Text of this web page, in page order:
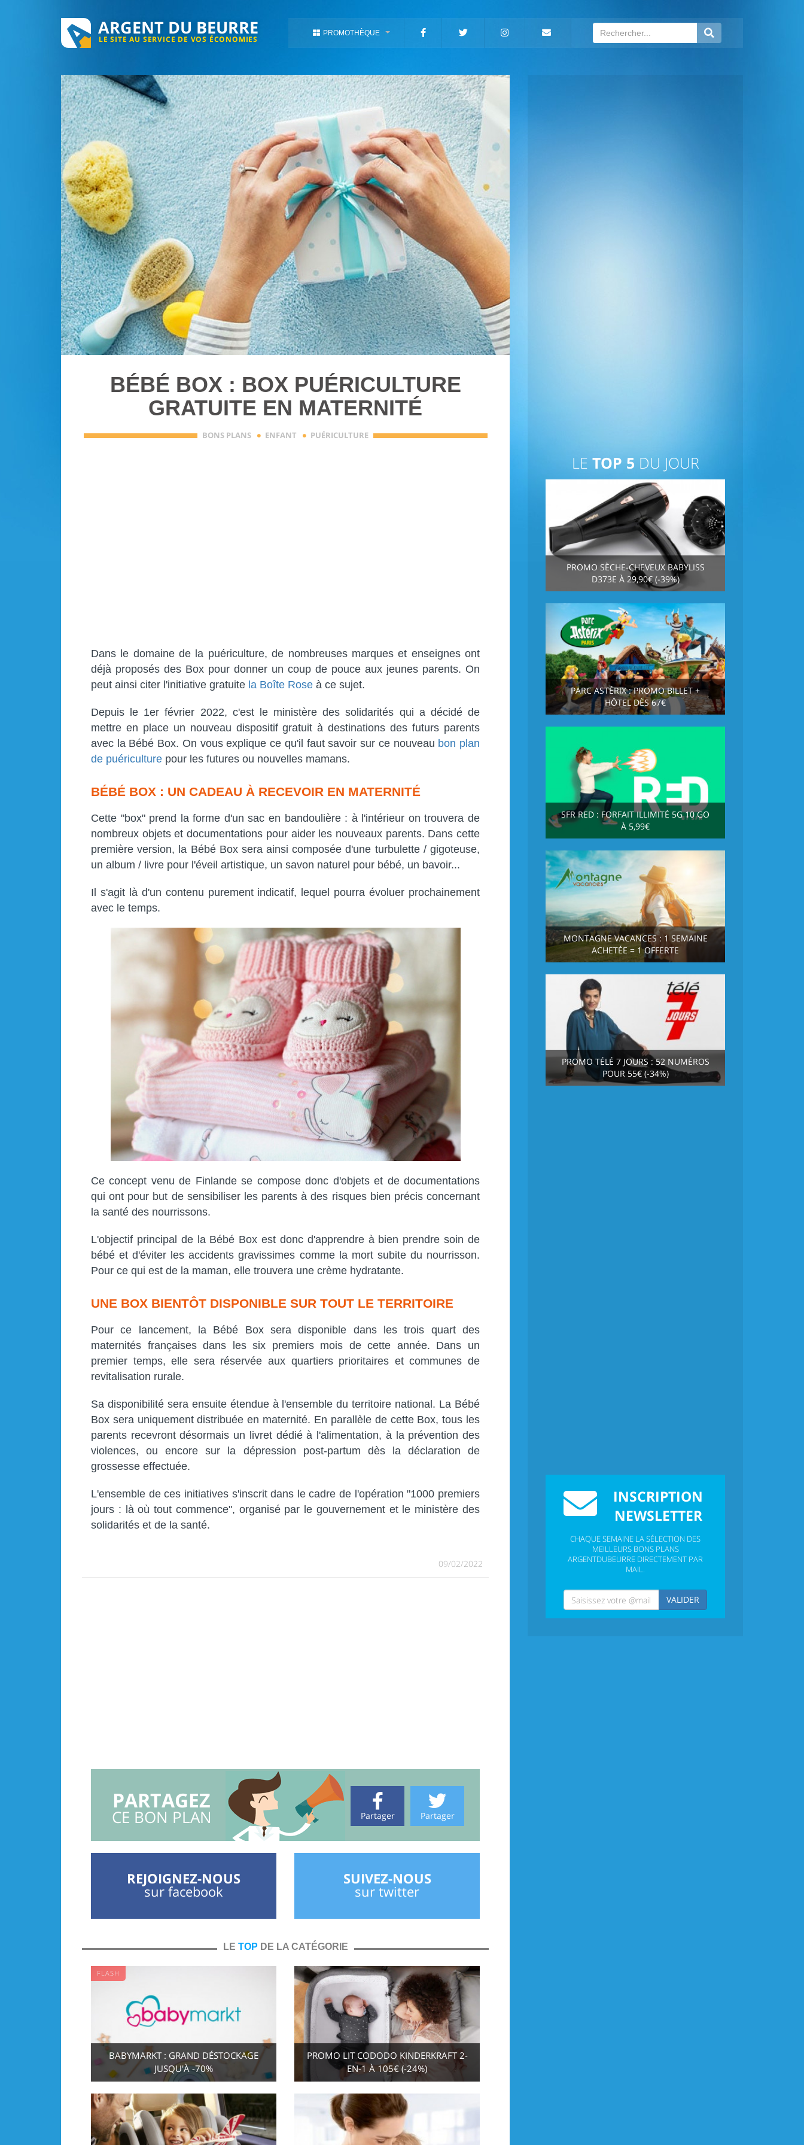
ARGENT DU BEURRE
LE SITE AU SERVICE DE VOS ÉCONOMIES
PROMOTHÈQUE
BÉBÉ BOX : BOX PUÉRICULTURE
GRATUITE EN MATERNITÉ
BONS PLANS · ENFANT · PUÉRICULTURE
Dans le domaine de la puériculture, de nombreuses marques et enseignes ont
déjà proposés des Box pour donner un coup de pouce aux jeunes parents. On
peut ainsi citer l'initiative gratuite la Boîte Rose à ce sujet.
Depuis le 1er février 2022, c'est le ministère des solidarités qui a décidé de
mettre en place un nouveau dispositif gratuit à destinations des futurs parents
avec la Bébé Box. On vous explique ce qu'il faut savoir sur ce nouveau bon plan
de puériculture pour les futures ou nouvelles mamans.
BÉBÉ BOX : UN CADEAU À RECEVOIR EN MATERNITÉ
Cette "box" prend la forme d'un sac en bandoulière : à l'intérieur on trouvera de
nombreux objets et documentations pour aider les nouveaux parents. Dans cette
première version, la Bébé Box sera ainsi composée d'une turbulette / gigoteuse,
un album / livre pour l'éveil artistique, un savon naturel pour bébé, un bavoir...
Il s'agit là d'un contenu purement indicatif, lequel pourra évoluer prochainement
avec le temps.
Ce concept venu de Finlande se compose donc d'objets et de documentations
qui ont pour but de sensibiliser les parents à des risques bien précis concernant
la santé des nourrissons.
L'objectif principal de la Bébé Box est donc d'apprendre à bien prendre soin de
bébé et d'éviter les accidents gravissimes comme la mort subite du nourrisson.
Pour ce qui est de la maman, elle trouvera une crème hydratante.
UNE BOX BIENTÔT DISPONIBLE SUR TOUT LE TERRITOIRE
Pour ce lancement, la Bébé Box sera disponible dans les trois quart des
maternités françaises dans les six premiers mois de cette année. Dans un
premier temps, elle sera réservée aux quartiers prioritaires et communes de
revitalisation rurale.
Sa disponibilité sera ensuite étendue à l'ensemble du territoire national. La Bébé
Box sera uniquement distribuée en maternité. En parallèle de cette Box, tous les
parents recevront désormais un livret dédié à l'alimentation, à la prévention des
violences, ou encore sur la dépression post-partum dès la déclaration de
grossesse effectuée.
L'ensemble de ces initiatives s'inscrit dans le cadre de l'opération "1000 premiers
jours : là où tout commence", organisé par le gouvernement et le ministère des
solidarités et de la santé.
09/02/2022
PARTAGEZ
CE BON PLAN Partager
Partager
REJOIGNEZ-NOUS
sur facebook
SUIVEZ-NOUS
sur twitter
LE TOP DE LA CATÉGORIE
FLASH
BABYMARKT : GRAND DÉSTOCKAGE
JUSQU'À -70%
PROMO LIT CODODO KINDERKRAFT 2-
EN-1 À 105€ (-24%)
LE TOP 5 DU JOUR
PROMO SÈCHE-CHEVEUX BABYLISS
D373E À 29,90€ (-39%)
PARC ASTÉRIX : PROMO BILLET +
HÔTEL DÈS 67€
SFR RED : FORFAIT ILLIMITÉ 5G 10 GO
À 5,99€
MONTAGNE VACANCES : 1 SEMAINE
ACHETÉE = 1 OFFERTE
PROMO TÉLÉ 7 JOURS : 52 NUMÉROS
POUR 55€ (-34%)
INSCRIPTION
NEWSLETTER
CHAQUE SEMAINE LA SÉLECTION DES
MEILLEURS BONS PLANS
ARGENTDUBEURRE DIRECTEMENT PAR
MAIL.
VALIDER